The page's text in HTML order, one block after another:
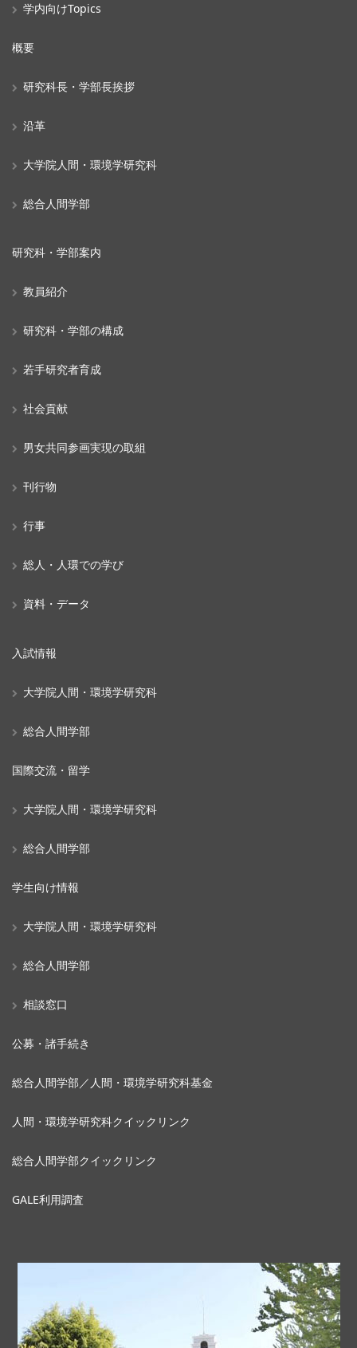
学内向けTopics
概要
研究科長・学部長挨拶
沿革
大学院人間・環境学研究科
総合人間学部
研究科・学部案内
教員紹介
研究科・学部の構成
若手研究者育成
社会貢献
男女共同参画実現の取組
刊行物
行事
総人・人環での学び
資料・データ
入試情報
大学院人間・環境学研究科
総合人間学部
国際交流・留学
大学院人間・環境学研究科
総合人間学部
学生向け情報
大学院人間・環境学研究科
総合人間学部
相談窓口
公募・諸手続き
総合人間学部／人間・環境学研究科基金
人間・環境学研究科クイックリンク
総合人間学部クイックリンク
GALE利用調査